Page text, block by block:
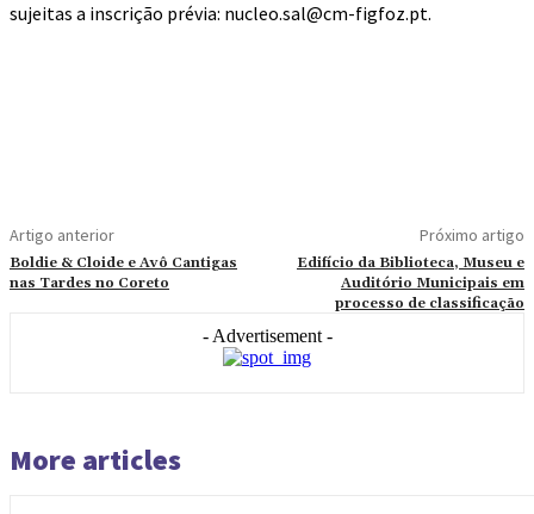
sujeitas a inscrição prévia: nucleo.sal@cm-figfoz.pt.
Artigo anterior
Boldie & Cloide e Avô Cantigas
nas Tardes no Coreto
Próximo artigo
Edifício da Biblioteca, Museu e
Auditório Municipais em
processo de classificação
- Advertisement -
More articles